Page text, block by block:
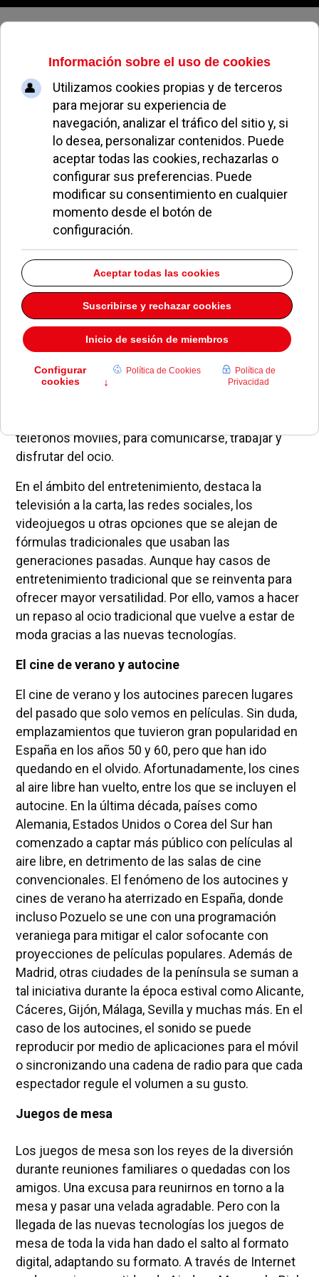
Jueves, 06 de agosto de 2026
El ocio tradicional regresa con las
nuevas tecnologías
REDACCIÓN APUESTAS 17 DICIEMBRE 2021
teléfonos móviles, para comunicarse, trabajar y
disfrutar del ocio.
En el ámbito del entretenimiento, destaca la
televisión a la carta, las redes sociales, los
videojuegos u otras opciones que se alejan de
fórmulas tradicionales que usaban las
generaciones pasadas. Aunque hay casos de
entretenimiento tradicional que se reinventa para
ofrecer mayor versatilidad. Por ello, vamos a hacer
un repaso al ocio tradicional que vuelve a estar de
moda gracias a las nuevas tecnologías.
El cine de verano y autocine
El cine de verano y los autocines parecen lugares
del pasado que solo vemos en películas. Sin duda,
emplazamientos que tuvieron gran popularidad en
España en los años 50 y 60, pero que han ido
quedando en el olvido. Afortunadamente, los cines
al aire libre han vuelto, entre los que se incluyen el
autocine. En la última década, países como
Alemania, Estados Unidos o Corea del Sur han
comenzado a captar más público con películas al
aire libre, en detrimento de las salas de cine
convencionales. El fenómeno de los autocines y
cines de verano ha aterrizado en España, donde
incluso Pozuelo se une con una programación
veraniega para mitigar el calor sofocante con
proyecciones de películas populares. Además de
Madrid, otras ciudades de la península se suman a
tal iniciativa durante la época estival como Alicante,
Cáceres, Gijón, Málaga, Sevilla y muchas más. En el
caso de los autocines, el sonido se puede
reproducir por medio de aplicaciones para el móvil
o sincronizando una cadena de radio para que cada
espectador regule el volumen a su gusto.
Juegos de mesa
Los juegos de mesa son los reyes de la diversión
durante reuniones familiares o quedadas con los
amigos. Una excusa para reunirnos en torno a la
mesa y pasar una velada agradable. Pero con la
llegada de las nuevas tecnologías los juegos de
mesa de toda la vida han dado el salto al formato
digital, adaptando su formato. A través de Internet